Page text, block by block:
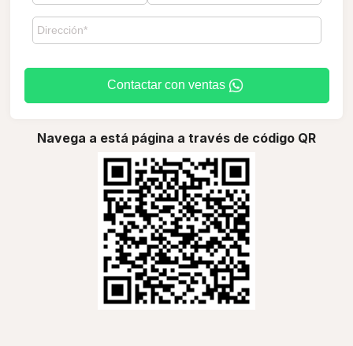
Contactar con ventas
Navega a está página a través de código QR